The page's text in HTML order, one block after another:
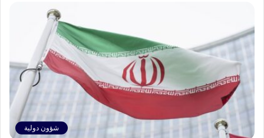
شؤون دولية